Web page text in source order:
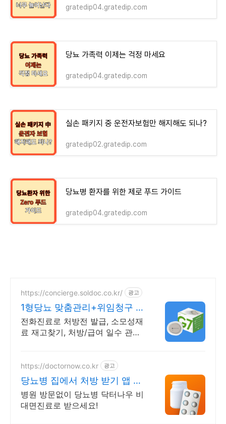
gratedip04.gratedip.com
당뇨 가족력 이제는 걱정 마세요
gratedip04.gratedip.com
실손 패키지 중 운전자보험만 해지해도 되나?
gratedip02.gratedip.com
당뇨병 환자를 위한 제로 푸드 가이드
gratedip04.gratedip.com
https://concierge.soldoc.co.kr/ 광고
1형당뇨 맞춤관리+위임청구 복
잡한 청구 절차 ZERO
전화진료로 처방전 발급, 소모성재
료 재고찾기, 처방/급여 일수 관리
https://doctornow.co.kr 광고
당뇨병 집에서 처방 받기 앱 다
운로드 800만 돌파!
병원 방문없이 당뇨병 닥터나우 비
대면진료로 받으세요!